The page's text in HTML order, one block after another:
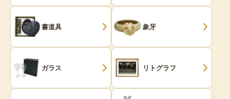
書道具 象牙
ガラス リトグラフ